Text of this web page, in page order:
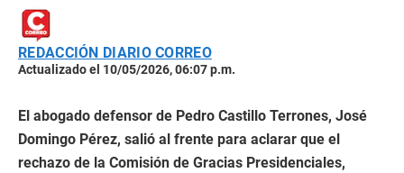
REDACCIÓN DIARIO CORREO
Actualizado el 10/05/2026, 06:07 p.m.
El abogado defensor de Pedro Castillo Terrones, José
Domingo Pérez, salió al frente para aclarar que el
rechazo de la Comisión de Gracias Presidenciales,